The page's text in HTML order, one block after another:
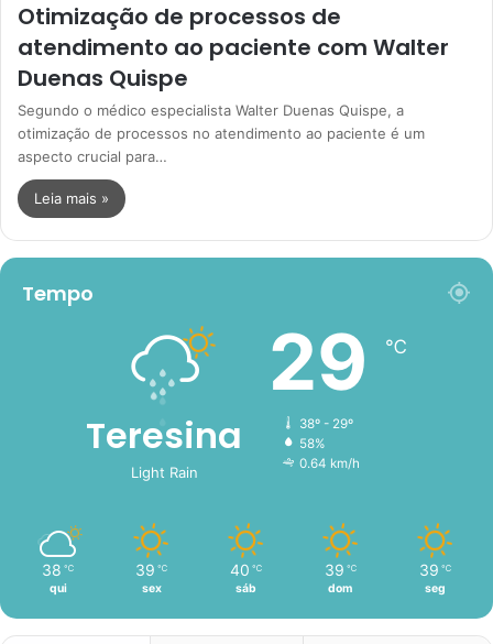
Otimização de processos de
atendimento ao paciente com Walter
Duenas Quispe
Segundo o médico especialista Walter Duenas Quispe, a
otimização de processos no atendimento ao paciente é um
aspecto crucial para…
Leia mais »
Tempo
Teresina
Light Rain
29 ℃
38º - 29º
58%
0.64 km/h
38 ℃
qui
39 ℃
sex
40 ℃
sáb
39 ℃
dom
39 ℃
seg